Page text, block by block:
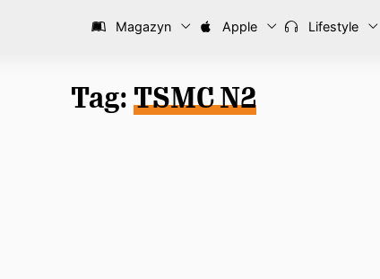
Magazyn Apple Lifestyle
Tag: TSMC N2